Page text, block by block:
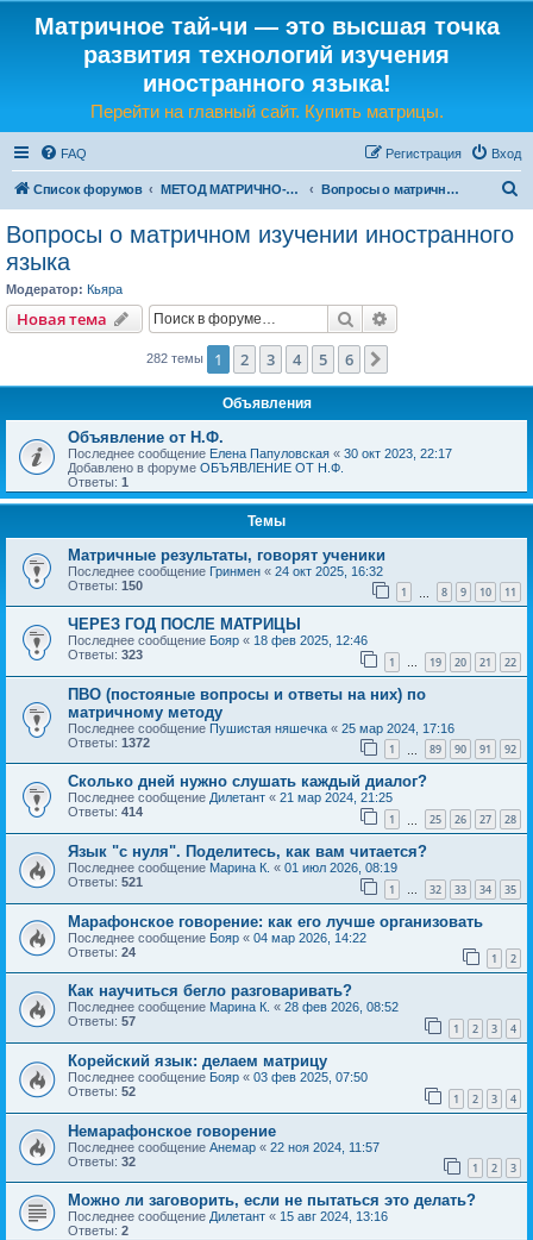
Матричное тай-чи — это высшая точка
развития технологий изучения
иностранного языка!
Перейти на главный сайт. Купить матрицы.
FAQ Вход
Регистрация
Список форумов МЕТОД МАТРИЧНО-ЯЗЫКОВОГО ТАЙ-ЧИ Вопросы о матричном изучении иностранного языка
Вопросы о матричном изучении иностранного
языка
Модератор: Кьяра
Новая тема Поиск
282 темы 1 2 3 4 5 6
Объявления
Объявление от Н.Ф.
Последнее сообщение Елена Папуловская « 30 окт 2023, 22:17
Добавлено в форуме ОБЪЯВЛЕНИЕ ОТ Н.Ф.
Ответы: 1
Темы
Матричные результаты, говорят ученики
Последнее сообщение Гринмен « 24 окт 2025, 16:32
Ответы: 150 1 8 9 10 11
ЧЕРЕЗ ГОД ПОСЛЕ МАТРИЦЫ
Последнее сообщение Бояр « 18 фев 2025, 12:46
Ответы: 323 1 … 19 20 21 22
ПВО (постояные вопросы и ответы на них) по
матричному методу
Последнее сообщение Пушистая няшечка « 25 мар 2024, 17:16
Ответы: 1372 1 89 90 91 92
Сколько дней нужно слушать каждый диалог?
Последнее сообщение Дилетант « 21 мар 2024, 21:25
Ответы: 414 1 25 26 27 28
Язык "с нуля". Поделитесь, как вам читается?
Последнее сообщение Марина К. « 01 июл 2026, 08:19
Ответы: 521 1 … 32 33 34 35
Марафонское говорение: как его лучше организовать
Последнее сообщение Бояр « 04 мар 2026, 14:22
Ответы: 24 1 2
Как научиться бегло разговаривать?
Последнее сообщение Марина К. « 28 фев 2026, 08:52
Ответы: 57 1 2 3 4
Корейский язык: делаем матрицу
Последнее сообщение Бояр « 03 фев 2025, 07:50
Ответы: 52 1 2 3 4
Немарафонское говорение
Последнее сообщение Анемар « 22 ноя 2024, 11:57
Ответы: 32 1 2 3
Можно ли заговорить, если не пытаться это делать?
Последнее сообщение Дилетант « 15 авг 2024, 13:16
Ответы: 2